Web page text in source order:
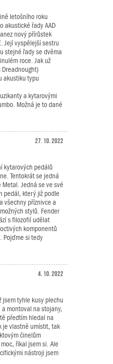
letošního roku
akustické řady AAD
nový přírůstek
Její vyspělejší sestru
stejné řady se dvěma
roce. Jak už
Dreadnought)
akustiku typu
a kytarovými
Možná je to dané
27. 10. 2022
kytarových pedálů
Tentokrát se jedná
Jedná se ve své
pedál, který již podle
všechny příznivce a
stylů. Fender
s filozofií udělat
komponentů
Pojďme si tedy
4. 10. 2022
jsem tyhle kusy plechu
montoval na stojany,
předtím hledal na
je vlastně umístit, tak
činelům
říkal jsem si. Ale
nástroji jsem